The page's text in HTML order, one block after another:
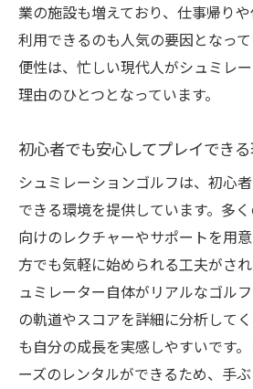
業の施設も増えており、仕事帰り
利用できるのも人気の要因となっ
便性は、忙しい現代人がシュミレ
理由のひとつとなっています。
初心者でも安心してプレイでき
シュミレーションゴルフは、初心
できる環境を提供しています。多
向けのレクチャーやサポートを用
方でも気軽に始められる工夫がさ
ュミレーター自体がリアルなゴル
の軌道やスコアを詳細に分析して
も自分の成長を実感しやすいです
ーズのレンタルができるため、手